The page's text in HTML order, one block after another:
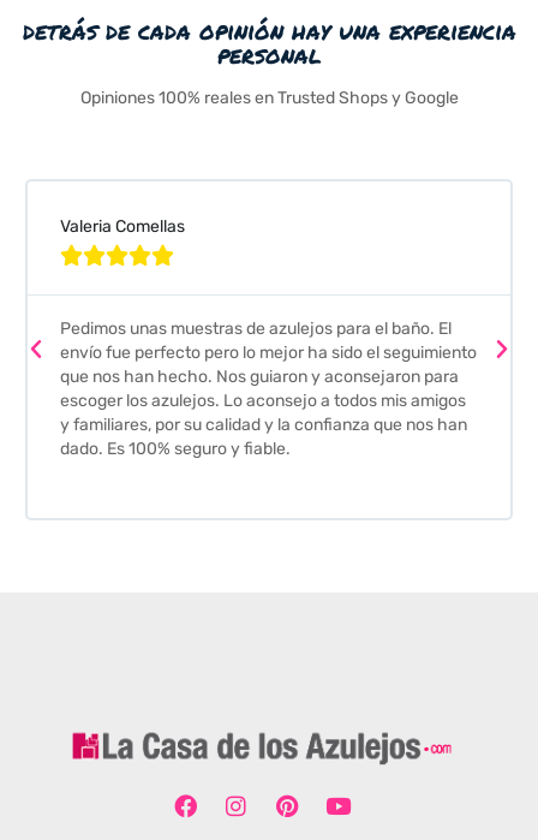
detrás de cada opinión hay una experiencia
personal
Opiniones 100% reales en Trusted Shops y Google
Valeria Comellas

Pedimos unas muestras de azulejos para el baño. El
envío fue perfecto pero lo mejor ha sido el seguimiento
que nos han hecho. Nos guiaron y aconsejaron para
escoger los azulejos. Lo aconsejo a todos mis amigos
y familiares, por su calidad y la confianza que nos han
dado. Es 100% seguro y fiable.